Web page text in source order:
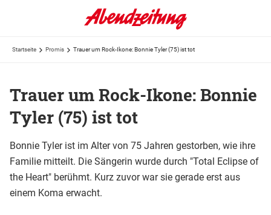
Startseite Promis Trauer um Rock-Ikone: Bonnie Tyler (75) ist tot
Trauer um Rock-Ikone: Bonnie
Tyler (75) ist tot
Bonnie Tyler ist im Alter von 75 Jahren gestorben, wie ihre
Familie mitteilt. Die Sängerin wurde durch "Total Eclipse of
the Heart" berühmt. Kurz zuvor war sie gerade erst aus
einem Koma erwacht.